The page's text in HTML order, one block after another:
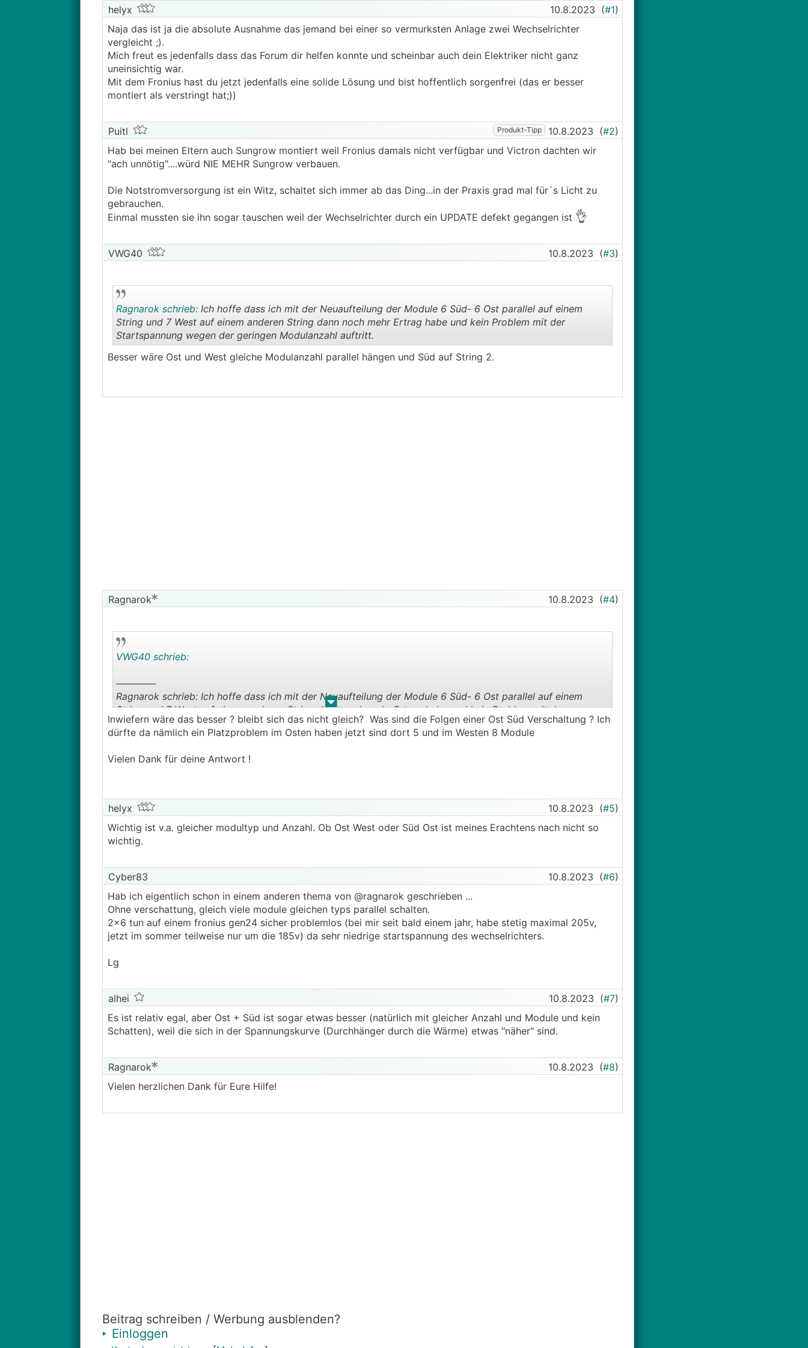
helyx 10.8.2023 (#1)
Naja das ist ja die absolute Ausnahme das jemand bei einer so vermurksten Anlage zwei Wechselrichter
vergleicht ;).
Mich freut es jedenfalls dass das Forum dir helfen konnte und scheinbar auch dein Elektriker nicht ganz
uneinsichtig war.
Mit dem Fronius hast du jetzt jedenfalls eine solide Lösung und bist hoffentlich sorgenfrei (das er besser
montiert als verstringt hat;))
Puitl Produkt-Tipp 10.8.2023 (#2)
Hab bei meinen Eltern auch Sungrow montiert weil Fronius damals nicht verfügbar und Victron dachten wir
"ach unnötig"....würd NIE MEHR Sungrow verbauen.
Die Notstromversorgung ist ein Witz, schaltet sich immer ab das Ding...in der Praxis grad mal für´s Licht zu
gebrauchen.
Einmal mussten sie ihn sogar tauschen weil der Wechselrichter durch ein UPDATE defekt gegangen ist 👌
VWG40 10.8.2023 (#3)
.
Ragnarok schrieb:Ich hoffe dass ich mit der Neuaufteilung der Module 6 Süd- 6 Ost parallel auf einem
String und 7 West auf einem anderen String dann noch mehr Ertrag habe und kein Problem mit der
Startspannung wegen der geringen Modulanzahl auftritt.
Besser wäre Ost und West gleiche Modulanzahl parallel hängen und Süd auf String 2.
Ragnarok 10.8.2023 (#4)
. .
VWG40 schrieb:
──────
Ragnarok schrieb: Ich hoffe dass ich mit der Neuaufteilung der Module 6 Süd- 6 Ost parallel auf einem
String und 7 West auf einem anderen String dann noch mehr Ertrag habe und kein Problem mit der
Startspannung wegen der geringen Modulanzahl auftritt.
───────────────
Besser wäre Ost und West gleiche Modulanzahl parallel hängen und Süd auf String 2.
Inwiefern wäre das besser ? bleibt sich das nicht gleich? Was sind die Folgen einer Ost Süd Verschaltung ? Ich
dürfte da nämlich ein Platzproblem im Osten haben jetzt sind dort 5 und im Westen 8 Module
Vielen Dank für deine Antwort !
helyx 10.8.2023 (#5)
Wichtig ist v.a. gleicher modultyp und Anzahl. Ob Ost West oder Süd Ost ist meines Erachtens nach nicht so
wichtig.
Cyber83 10.8.2023 (#6)
Hab ich eigentlich schon in einem anderen thema von @ragnarok geschrieben ...
Ohne verschattung, gleich viele module gleichen typs parallel schalten.
2x6 tun auf einem fronius gen24 sicher problemlos (bei mir seit bald einem jahr, habe stetig maximal 205v,
jetzt im sommer teilweise nur um die 185v) da sehr niedrige startspannung des wechselrichters.
Lg
alhei 10.8.2023 (#7)
Es ist relativ egal, aber Ost + Süd ist sogar etwas besser (natürlich mit gleicher Anzahl und Module und kein
Schatten), weil die sich in der Spannungskurve (Durchhänger durch die Wärme) etwas "näher" sind.
Ragnarok 10.8.2023 (#8)
Vielen herzlichen Dank für Eure Hilfe!
Beitrag schreiben / Werbung ausblenden?
Einloggen